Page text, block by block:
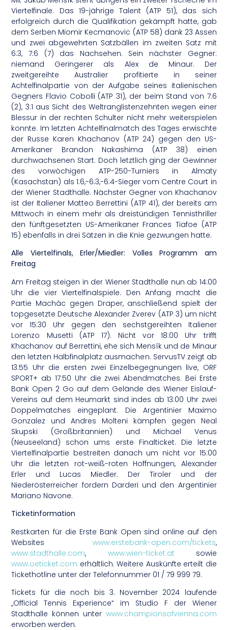
Viertelfinale. Das 19-jährige Talent (ATP 51), das sich
erfolgreich durch die Qualifikation gekämpft hatte, gab
dem Serben Miomir Kecmanovic (ATP 58) dank 23 Assen
und zwei abgewehrten Satzbällen im zweiten Satz mit
6:3, 7:6 (7) das Nachsehen. Sein nächster Gegner:
niemand Geringerer als Alex de Minaur. Der
zweitgereihte Australier profitierte in seiner
Achtelfinalpartie von der Aufgabe seines italienischen
Gegners Flavio Cobolli (ATP 31), der beim Stand von 7:6
(2), 3:1 aus Sicht des Weltranglistenzehnten wegen einer
Blessur in der rechten Schulter nicht mehr weiterspielen
konnte. Im letzten Achtelfinalmatch des Tages erwischte
der Russe Karen Khachanov (ATP 24) gegen den US-
Amerikaner Brandon Nakashima (ATP 38) einen
durchwachsenen Start. Doch letztlich ging der Gewinner
des vorwöchigen ATP-250-Turniers in Almaty
(Kasachstan) als 1:6,-6:3,-6:4-Sieger vom Centre Court in
der Wiener Stadthalle. Nächster Gegner von Khachanov
ist der Italiener Matteo Berrettini (ATP 41), der bereits am
Mittwoch in einem mehr als dreistündigen Tennisthriller
den fünftgesetzten US-Amerikaner Frances Tiafoe (ATP
15) ebenfalls in drei Sätzen in die Knie gezwungen hatte.
Alle Viertelfinals, Erler/Miedler: Volles Programm am
Freitag
Am Freitag steigen in der Wiener Stadthalle nun ab 14:00
Uhr die vier Viertelfinalspiele. Den Anfang macht die
Partie Machác gegen Draper, anschließend spielt der
topgesetzte Deutsche Alexander Zverev (ATP 3) um nicht
vor 15:30 Uhr gegen den sechstgereihten Italiener
Lorenzo Musetti (ATP 17). Nicht vor 18:00 Uhr trifft
Khachanov auf Berrettini, ehe sich Mensík und de Minaur
den letzten Halbfinalplatz ausmachen. ServusTV zeigt ab
13:55 Uhr die ersten zwei Einzelbegegnungen live, ORF
SPORT+ ab 17:50 Uhr die zwei Abendmatches. Bei Erste
Bank Open 2 Go auf dem Gelände des Wiener Eislauf-
Vereins auf dem Heumarkt sind indes ab 13:00 Uhr zwei
Doppelmatches eingeplant. Die Argentinier Maximo
Gonzalez und Andres Molteni kämpfen gegen Neal
Skupski (Großbritannien) und Michael Venus
(Neuseeland) schon ums erste Finalticket. Die letzte
Viertelfinalpartie bestreiten danach um nicht vor 15:00
Uhr die letzten rot-weiß-roten Hoffnungen, Alexander
Erler und Lucas Miedler. Der Tiroler und der
Niederösterreicher fordern Darderi und den Argentinier
Mariano Navone.
Ticketinformation
Restkarten für die Erste Bank Open sind online auf den
Websites www.erstebank-open.com/tickets,
www.stadthalle.com, www.wien-ticket.at sowie
www.oeticket.com erhältlich. Weitere Auskünfte erteilt die
Tickethotline unter der Telefonnummer 01 / 79 999 79.
Tickets für die noch bis 3. November 2024 laufende
„Official Tennis Experience“ im Studio F der Wiener
Stadthalle können unter www.championsofvienna.com
erworben werden.